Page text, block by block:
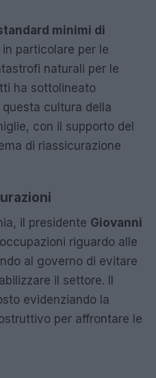
minimi di
in particolare per le
naturali per le
ha sottolineato
questa cultura della
con il supporto del
di riassicurazione
il presidente Giovanni
riguardo alle
al governo di evitare
il settore. Il
evidenziando la
per affrontare le